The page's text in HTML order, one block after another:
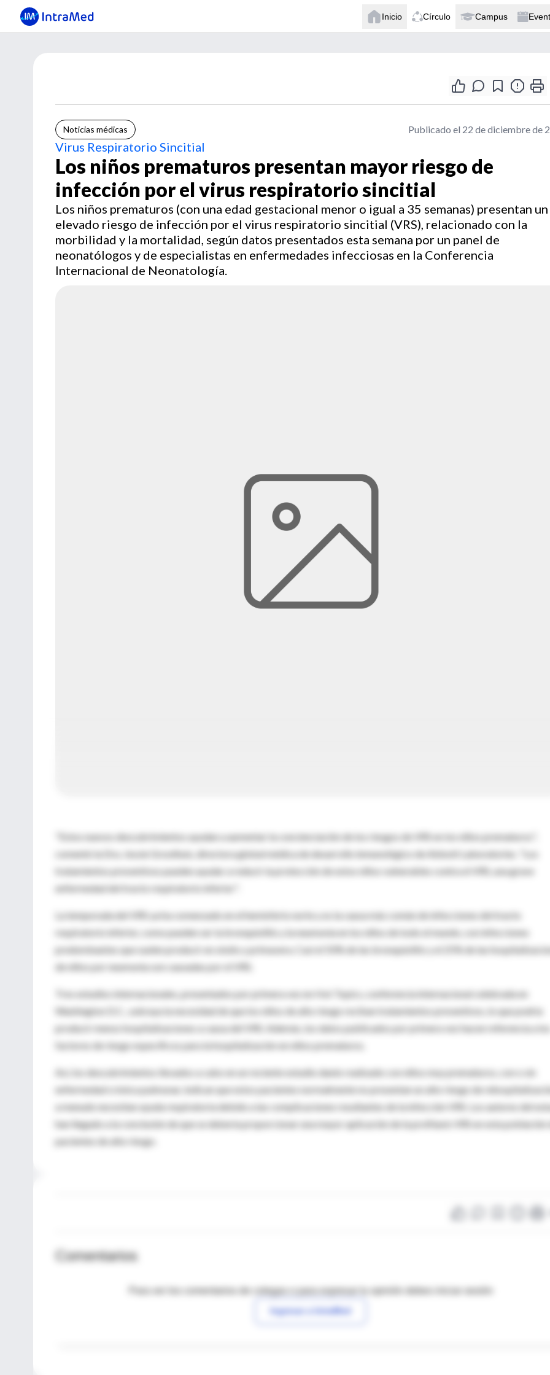
Inicio Círculo Campus
Noticias médicas Publicado el 22 de diciembre de
Virus Respiratorio Sincitial
Los niños prematuros presentan mayor riesgo de
infección por el virus respiratorio sincitial
Los niños prematuros (con una edad gestacional menor o igual a 35 semanas) presentan un
elevado riesgo de infección por el virus respiratorio sincitial (VRS), relacionado con la
morbilidad y la mortalidad, según datos presentados esta semana por un panel de
neonatólogos y de especialistas en enfermedades infecciosas en la Conferencia
Internacional de Neonatología.
"Estos nuevos descubrimientos ayudan a aumentar la concienciación de los riesgos de VRS en los niños prematuros",
comentó la Dra. Jessie Groothuis, directora global médica de desarrollo inmunológico de Abbott Laboratories. "Los
tratamientos preventivos pueden ayudar a reducir la protección de estos niños vulnerables contra el VRS, una grave
enfermedad del tracto respiratorio inferior".
La temporada del VRS ya ha comenzado en el hemisferio norte y es la causa más común de infecciones del tracto
respiratorio inferior, como pueden ser la bronquiolitis y la neumonía en los niños de todo el mundo, con infecciones
predominantes que suelen producir en otoño y primavera. Casi el 50% de las bronquiolitis y el 25% de las
de niños por neumonia son causadas por el VRS.
Tres estudios internacionales, presentados por primera vez en Hot Topics, conferencia internacional celebrada en
Washington D.C., subraya la necesidad de que los niños de alto riesgo reciban tratamientos preventivos, lo que podría
producir menos hospitalizaciones a causa del VRS. Además, los datos publicados por primera vez hacen referencia a los
factores de riesgo específicos para la hospitalización en niños prematuros.
Así, los descubrimientos llevados a cabo en un reciente estudio danés realizado con niños muy prematuros, con o sin
enfermedad crónica pulmonar, indican que estos pacientes normalmente no presentan un alto riesgo de
a menudo necesitan ayuda respiratoria debido a las complicaciones resultantes de la infección VRS. Los autores del
han llegado a la conclusión de que se debería proporcionar una mayor aplicación de la profilaxis VRS en esta población
pacientes de alto riesgo.
Comentarios
Para ver los comentarios de colegas o para expresar tu opinión debes iniciar sesión
Ingresar a IntraMed